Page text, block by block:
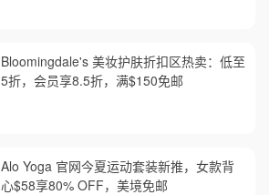
Bloomingdale's 美妆护肤折扣区热卖：低至
5折，会员享8.5折，满$150免邮
Alo Yoga 官网今夏运动套装新推，女款背
心$58享80% OFF，美境免邮